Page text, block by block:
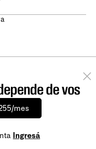
de vos
mes
Ingresá